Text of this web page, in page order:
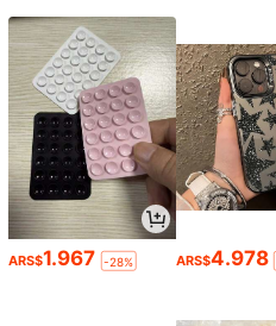
ARS$1.967 -28% ARS$4.978